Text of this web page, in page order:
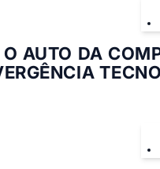
O AUTO DA